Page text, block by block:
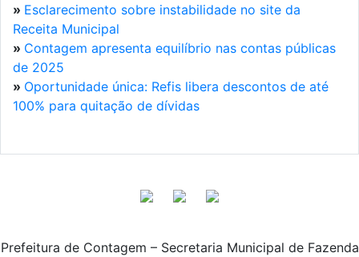
» Esclarecimento sobre instabilidade no site da
Receita Municipal
» Contagem apresenta equilíbrio nas contas públicas
de 2025
» Oportunidade única: Refis libera descontos de até
100% para quitação de dívidas
Prefeitura de Contagem – Secretaria Municipal de Fazenda